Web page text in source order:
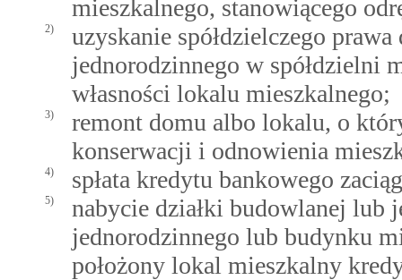
mieszkalnego, stanowiącego
2)
uzyskanie spółdzielczego
jednorodzinnego w spółdzielni
własności lokalu mieszkalnego;
3)
remont domu albo lokalu, o
konserwacji i odnowienia
4) spłata kredytu bankowego
5)
nabycie działki budowlanej lub
jednorodzinnego lub budynku
położony lokal mieszkalny